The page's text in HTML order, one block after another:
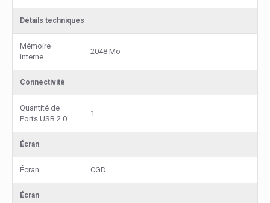
Détails techniques
Mémoire
interne
2048 Mo
Connectivité
Quantité de
Ports USB 2.0
1
Écran
Écran CGD
Écran